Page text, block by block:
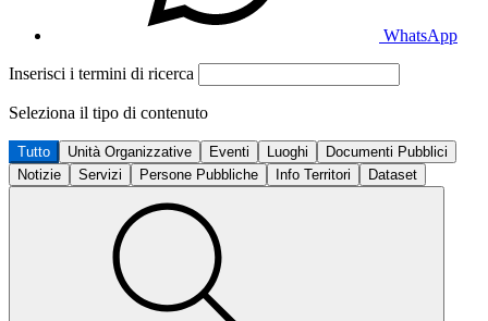
WhatsApp
Inserisci i termini di ricerca
Seleziona il tipo di contenuto
Tutto Unità Organizzative Eventi Luoghi
Documenti Pubblici
Notizie
Servizi Persone Pubbliche Info Territori Dataset